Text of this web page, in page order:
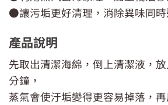
●讓污垢更好清理，消除異味同
產品說明
先取出清潔海綿，倒上清潔液，
分鐘，
蒸氣會使汙垢變得更容易掉落，